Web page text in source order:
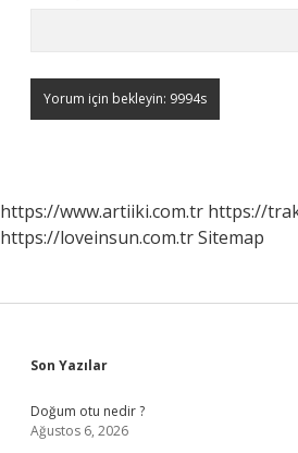
https://www.artiiki.com.tr https://
https://loveinsun.com.trSitemap
Sidebar
Son Yazılar
Doğum otu nedir ?
Ağustos 6, 2026